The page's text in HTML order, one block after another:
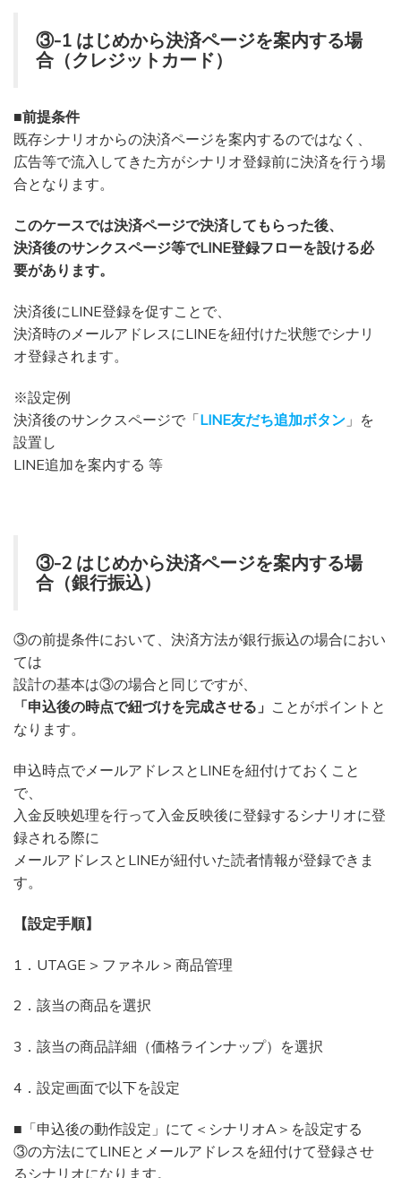
③-1 はじめから決済ページを案内する場
合（クレジットカード）
■前提条件
既存シナリオからの決済ページを案内するのではなく、
広告等で流入してきた方がシナリオ登録前に決済を行う場
合となります。
このケースでは決済ページで決済してもらった後、
決済後のサンクスページ等でLINE登録フローを設ける必
要があります。
決済後にLINE登録を促すことで、
決済時のメールアドレスにLINEを紐付けた状態でシナリ
オ登録されます。
※設定例
決済後のサンクスページで「LINE友だち追加ボタン 」を
設置し
LINE追加を案内する 等
③-2 はじめから決済ページを案内する場
合（銀行振込）
③の前提条件において、決済方法が銀行振込の場合におい
ては
設計の基本は③の場合と同じですが、
「申込後の時点で紐づけを完成させる」 ことがポイントと
なります。
申込時点でメールアドレスとLINEを紐付けておくこと
で、
入金反映処理を行って入金反映後に登録するシナリオに登
録される際に
メールアドレスとLINEが紐付いた読者情報が登録できま
す。
【設定手順】
1．UTAGE > ファネル > 商品管理
2．該当の商品を選択
3．該当の商品詳細（価格ラインナップ）を選択
4．設定画面で以下を設定
■「申込後の動作設定」にて＜シナリオA＞を設定する
③の方法にてLINEとメールアドレスを紐付けて登録させ
るシナリオになります。